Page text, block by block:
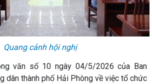
Quang cảnh hội nghị
văn số 10 ngày 04/5/2026 của Ban
dân thành phố Hải Phòng về việc tổ chức